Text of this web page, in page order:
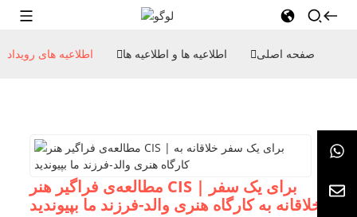
صفحه اصلی اطلاعیه ها و اطلاعیه ها اطلاعیه های رویداد
مطالعه‌ی فراگیر هنر CIS | برای یک سفر
خلاقانه به کارگاه هنری والد-فرزند ما بپیوندید